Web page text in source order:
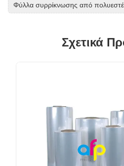
Φύλλα συρρίκνωσης από
Σχετικά